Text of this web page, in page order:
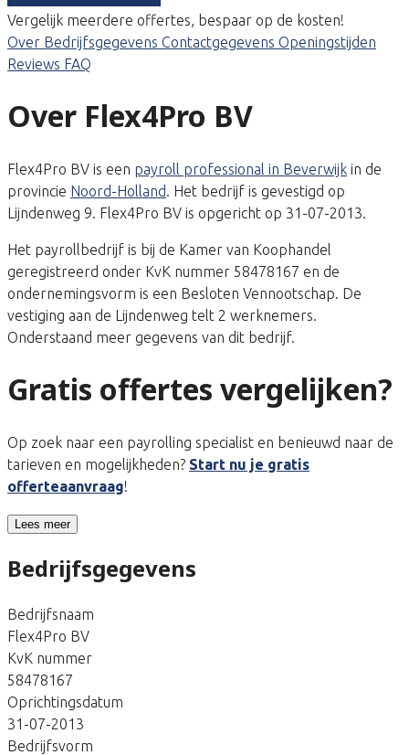
Vergelijk meerdere offertes, bespaar op de kosten!
Over Bedrijfsgegevens Contactgegevens Openingstijden
Reviews FAQ
Over Flex4Pro BV
Flex4Pro BV is een payroll professional in Beverwijk in de
provincie Noord-Holland. Het bedrijf is gevestigd op
Lijndenweg 9. Flex4Pro BV is opgericht op 31-07-2013.
Het payrollbedrijf is bij de Kamer van Koophandel
geregistreerd onder KvK nummer 58478167 en de
ondernemingsvorm is een Besloten Vennootschap. De
vestiging aan de Lijndenweg telt 2 werknemers.
Onderstaand meer gegevens van dit bedrijf.
Gratis offertes vergelijken?
Op zoek naar een payrolling specialist en benieuwd naar de
tarieven en mogelijkheden? Start nu je gratis
offerteaanvraag!
Lees meer
Bedrijfsgegevens
Bedrijfsnaam
Flex4Pro BV
KvK nummer
58478167
Oprichtingsdatum
31-07-2013
Bedrijfsvorm